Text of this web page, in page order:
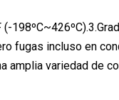
fugas incluso en
variedad de